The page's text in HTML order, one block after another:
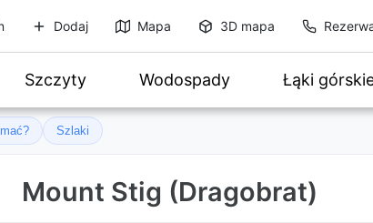
Dodaj Mapa 3D mapa
Szczyty Wodospady Łąki
Szlaki
Mount Stig (Dragobrat)